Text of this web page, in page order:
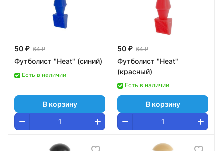
50 ₽ 64 ₽
Футболист "Heat" (синий)
Есть в наличии
В корзину
50 ₽ 64 ₽
Футболист "Heat"
(красный)
Есть в наличии
В корзину